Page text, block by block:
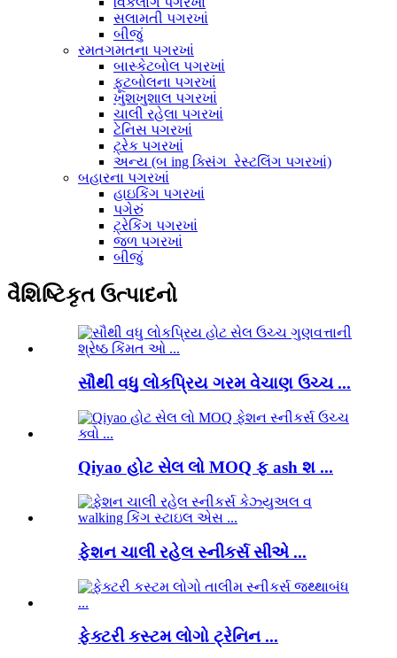
સલામતી પગરખાં
બીજું
રમતગમતના પગરખાં
બાસ્કેટબોલ પગરખાં
ફૂટબોલના પગરખાં
ખુશખુશાલ પગરખાં
ચાલી રહેલા પગરખાં
ટેનિસ પગરખાં
ટ્રેક પગરખાં
અન્ય (બ ing ક્સિંગ_રેસ્ટલિંગ પગરખાં)
બહારના પગરખાં
હાઇકિંગ પગરખાં
પગેરું
ટ્રેકિંગ પગરખાં
જળ પગરખાં
બીજું
વૈશિષ્ટિકૃત ઉત્પાદનો
સૌથી વધુ લોકપ્રિય ગરમ વેચાણ ઉચ્ચ ...
Qiyao હોટ સેલ લો MOQ ફ ash શ ...
ફેશન ચાલી રહેલ સ્નીકર્સ સીએ ...
ફેક્ટરી કસ્ટમ લોગો ટ્રેનિન ...